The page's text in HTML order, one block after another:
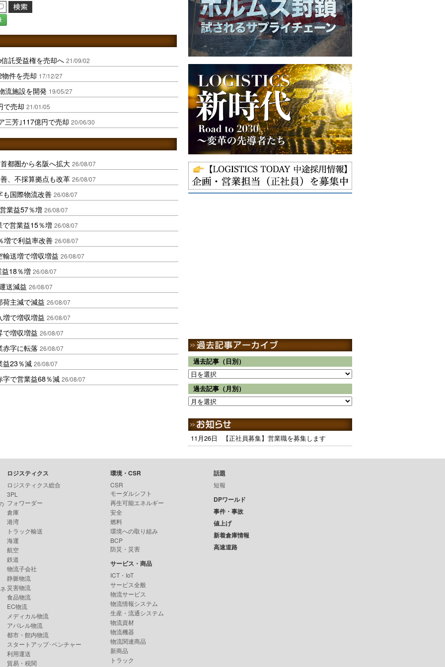
託受益権を売却へ 21/09/02
件を売却 17/12/27
流施設を開発 19/05/27
で売却 21/01/05
三芳｣117億円で売却 20/06/30
都圏から名阪へ拡大 26/08/07
、不採算拠点も改革 26/08/07
も国際物流改善 26/08/07
業益57％増 26/08/07
営業益15％増 26/08/07
増で利益率改善 26/08/07
送増で増収増益 26/08/07
18％増 26/08/07
送減益 26/08/07
主減で減益 26/08/07
で増収増益 26/08/07
で増収増益 26/08/07
赤字に転落 26/08/07
益23％減 26/08/07
字で営業益68％減 26/08/07
過去記事（日別）
過去記事（月別）
11月26日 【正社員募集】営業職を募集します
ロジスティクス
ロジスティクス総合
3PL
フォワーダー
倉庫
港湾
トラック輸送
海運
航空
鉄道
物流子会社
静脈物流
災害物流
食品物流
EC物流
メディカル物流
アパレル物流
都市・館内物流
スタートアップ･ベンチャー
利用運送
貿易・税関
環境・CSR
CSR
モーダルシフト
再生可能エネルギー
安全
燃料
環境への取り組み
BCP
防災・災害
サービス・商品
ICT・IoT
サービス全般
物流サービス
物流情報システム
生産・流通システム
物流資材
物流機器
物流関連商品
新商品
トラック
話題
短報
DPワールド
事件・事故
値上げ
新着倉庫情報
高速道路